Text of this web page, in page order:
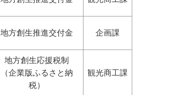
地方創生推進交付金 企画課
地方創生応援税制
（企業版ふるさと納
税）
観光商工課